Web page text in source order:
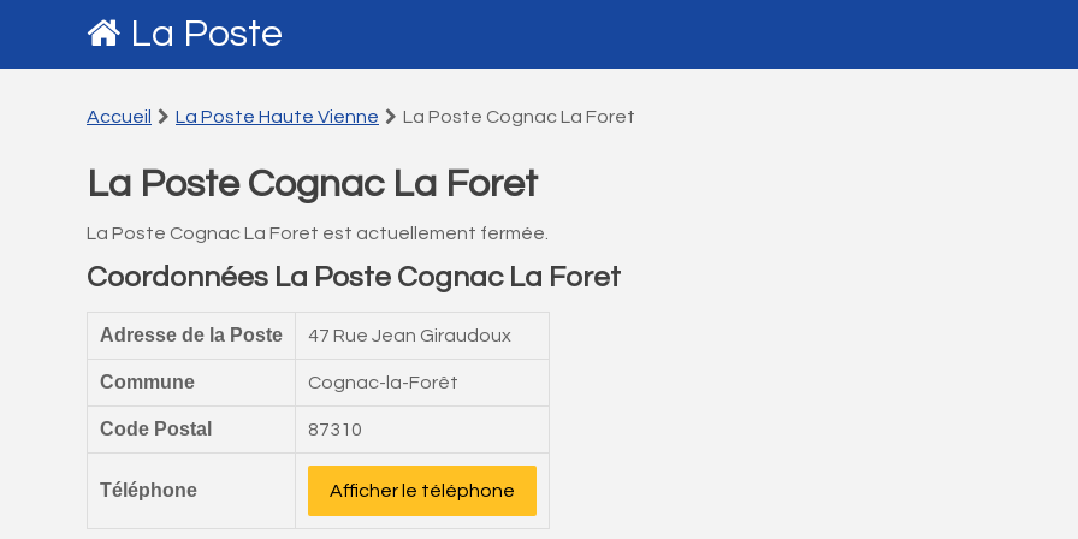
La Poste
Accueil La Poste Haute Vienne La Poste Cognac La Foret
La Poste Cognac La Foret
La Poste Cognac La Foret est actuellement fermée.
Coordonnées La Poste Cognac La Foret
Adresse de la Poste 47 Rue Jean Giraudoux
Commune Cognac-la-Forêt
Code Postal 87310
Téléphone Afficher le téléphone